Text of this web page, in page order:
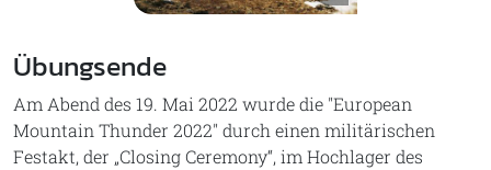
Übungsende
Am Abend des 19. Mai 2022 wurde die "European
Mountain Thunder 2022" durch einen militärischen
Festakt, der „Closing Ceremony“, im Hochlager des